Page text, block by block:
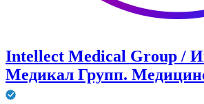
Intellect Medical Group /
Медикал Групп.